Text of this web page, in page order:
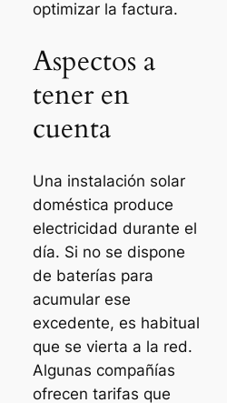
optimizar la factura.
Aspectos a
tener en
cuenta
Una instalación solar
doméstica produce
electricidad durante el
día. Si no se dispone
de baterías para
acumular ese
excedente, es habitual
que se vierta a la red.
Algunas compañías
ofrecen tarifas que